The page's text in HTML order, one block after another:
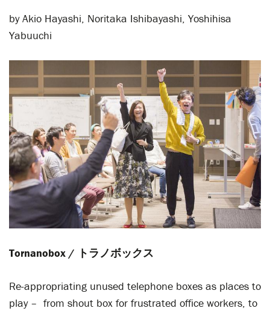
by Akio Hayashi, Noritaka Ishibayashi, Yoshihisa
Yabuuchi
Tornanobox / トラノボックス
Re-appropriating unused telephone boxes as places to
play – from shout box for frustrated office workers, to